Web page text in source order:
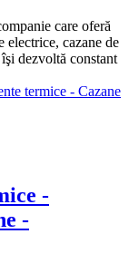
care oferă
electrice, cazane de
dezvoltă constant
-
-